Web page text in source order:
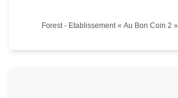
Lieux
Forest - Etablissement « Au Bon Coin 2 »